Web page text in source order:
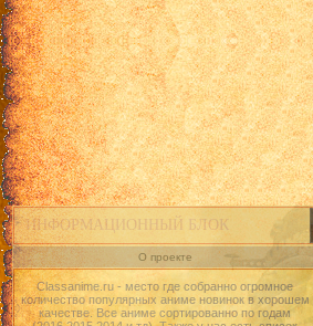
ИНФОРМАЦИОННЫЙ БЛОК
О проекте
Classanime.ru - место где собранно огромное
количество популярных аниме новинок в хорошем
качестве. Все аниме сортированно по годам